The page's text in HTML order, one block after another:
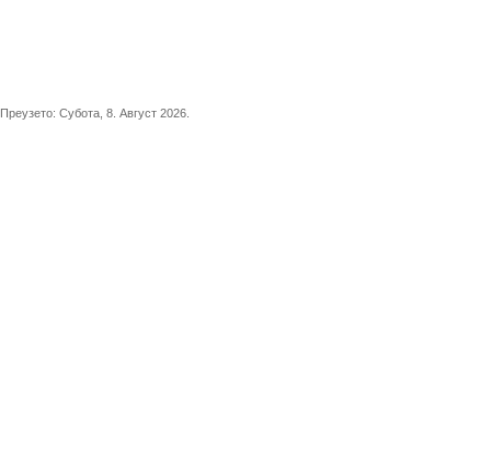
Преузето: Субота, 8. Август 2026.